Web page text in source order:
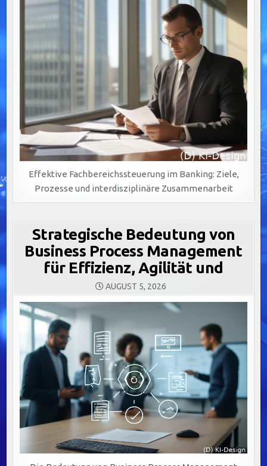
Effektive Fachbereichssteuerung im Banking: Ziele,
Prozesse und interdisziplinäre Zusammenarbeit
Strategische Bedeutung von
Business Process Management
für Effizienz, Agilität und
AUGUST 5, 2026